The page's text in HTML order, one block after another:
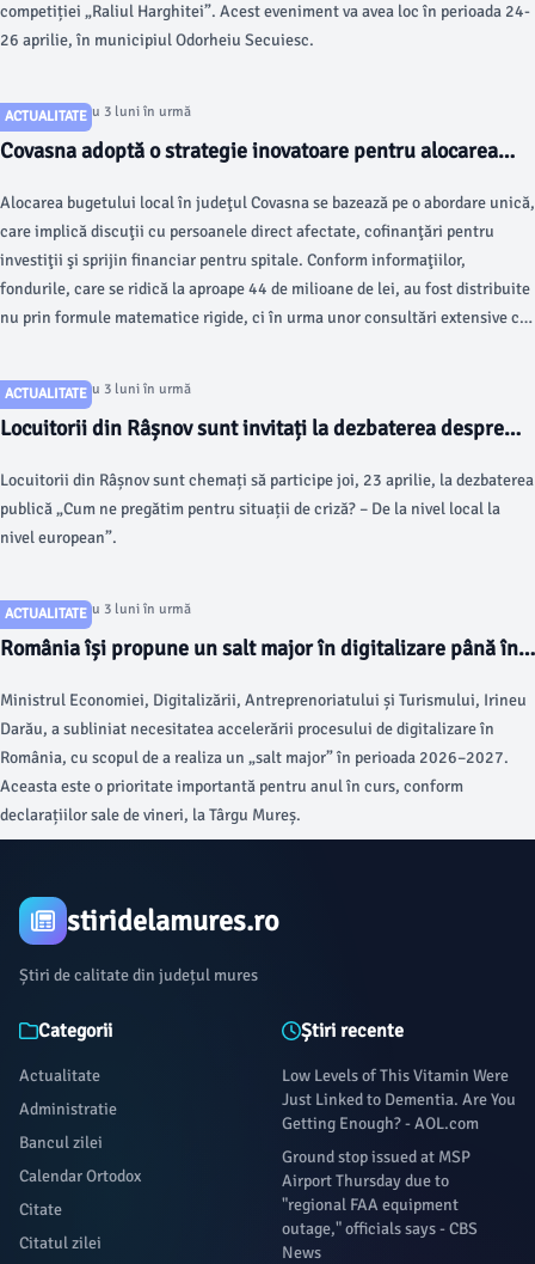
competiției „Raliul Harghitei”. Acest eveniment va avea loc în perioada 24-
26 aprilie, în municipiul Odorheiu Secuiesc.
ACTUALITATE
Articol postat cu 3 luni în urmă
Covasna adoptă o strategie inovatoare pentru alocarea
Alocarea bugetului local în judeţul Covasna se bazează pe o abordare unică,
care implică discuţii cu persoanele direct afectate, cofinanţări pentru
investiţii şi sprijin financiar pentru spitale. Conform informaţiilor,
fondurile, care se ridică la aproape 44 de milioane de lei, au fost distribuite
nu prin formule matematice rigide, ci în urma unor consultări extensive cu
ACTUALITATE
Articol postat cu 3 luni în urmă
Locuitorii din Râșnov sunt invitați la dezbaterea despre
Locuitorii din Râșnov sunt chemați să participe joi, 23 aprilie, la dezbaterea
publică „Cum ne pregătim pentru situații de criză? – De la nivel local la
nivel european”.
ACTUALITATE
Articol postat cu 3 luni în urmă
România își propune un salt major în digitalizare până în
Ministrul Economiei, Digitalizării, Antreprenoriatului și Turismului, Irineu
Darău, a subliniat necesitatea accelerării procesului de digitalizare în
România, cu scopul de a realiza un „salt major” în perioada 2026–2027.
Aceasta este o prioritate importantă pentru anul în curs, conform
declarațiilor sale de vineri, la Târgu Mureș.
stiridelamures.ro
Știri de calitate din județul mures
Categorii
Actualitate
Administratie
Bancul zilei
Calendar Ortodox
Citate
Citatul zilei
Știri recente
Low Levels of This Vitamin Were
Just Linked to Dementia. Are You
Getting Enough? - AOL.com
Ground stop issued at MSP
Airport Thursday due to
"regional FAA equipment
outage," officials says - CBS
News